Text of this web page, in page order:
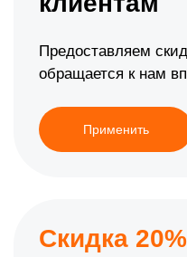
Предоставляем
обращается к нам
Применить
Скидка 20%